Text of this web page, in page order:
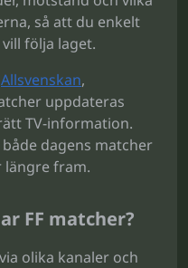
så att du enkelt
följa laget.
Allsvenskan,
uppdateras
TV-information.
dagens matcher
längre fram.
FF matcher?
olika kanaler och